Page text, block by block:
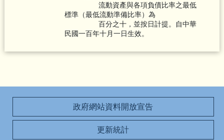
流動資產與各項負債比率之最低
標準（最低流動準備比率）為
百分之十，並按日計提。自中華
民國一百年十月一日生效。
政府網站資料開放宣告
更新統計